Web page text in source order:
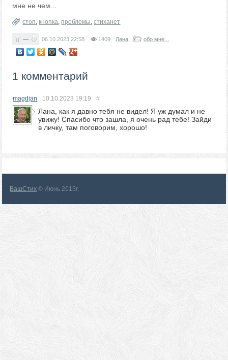
мне не чем...
стоп,кнопка, проблемы,стиханет
— 06.10.202322:58 1409 Лана обо мне...
1 комментарий
magdjan 10.10.2023 19:19 #
Лана, как я давно тебя не видел! Я уж думал и не
увижу! Спасибо что зашла, я очень рад тебе! Зайди
в личку, там поговорим, хорошо!
ВашСтих © Июнь 2015г.